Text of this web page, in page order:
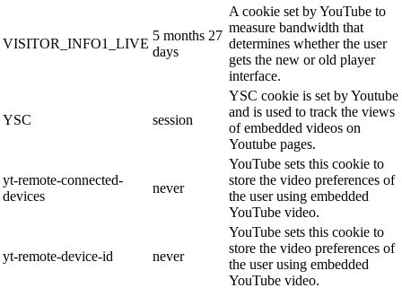
VISITOR_INFO1_LIVE
5 months 27
days
A cookie set by YouTube to
measure bandwidth that
determines whether the user
gets the new or old player
interface.
YSC session
YSC cookie is set by Youtube
and is used to track the views
of embedded videos on
Youtube pages.
yt-remote-connected-
devices
never
YouTube sets this cookie to
store the video preferences of
the user using embedded
YouTube video.
yt-remote-device-id never
YouTube sets this cookie to
store the video preferences of
the user using embedded
YouTube video.